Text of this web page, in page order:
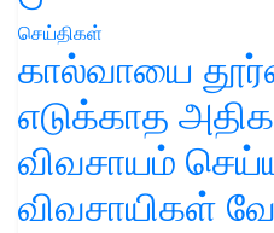
செய்திகள்
கால்வாயை
எடுக்காத
விவசாயம்
விவசாயிகள்